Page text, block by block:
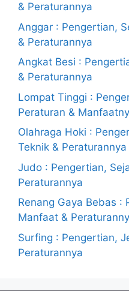
& Peraturannya
Anggar : Pengertian,
& Peraturannya
Angkat Besi :
& Peraturannya
Lompat Tinggi :
Peraturan &
Olahraga Hoki :
Teknik & Peraturannya
Judo : Pengertian,
Peraturannya
Renang Gaya Bebas :
Manfaat &
Surfing : Pengertian,
Peraturannya